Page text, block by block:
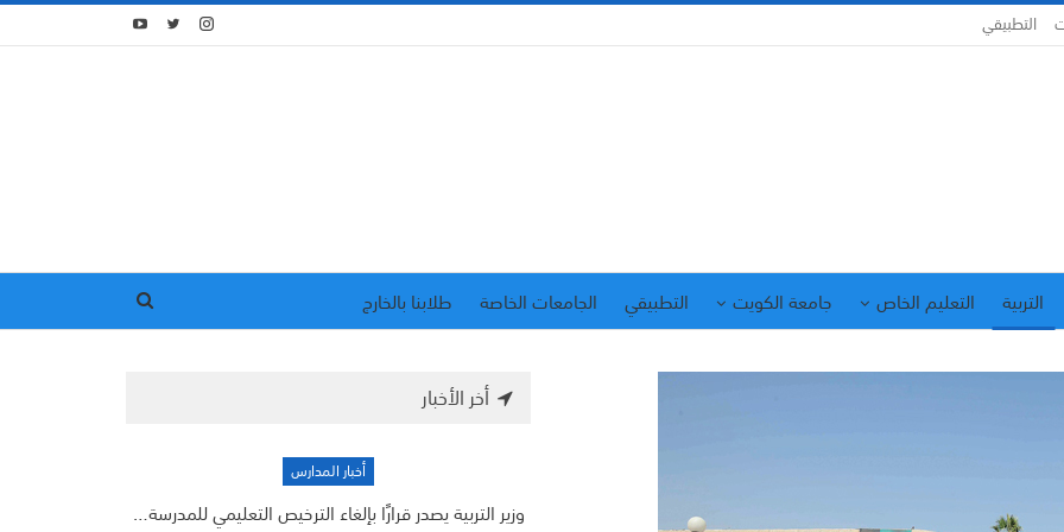
التطبيقي
التربية التعليم الخاص جامعة الكويت التطبيقي الجامعات الخاصة طلابنا بالخارج
أخر الأخبار
أخبار المدارس
وزير التربية يصدر قرارًا بإلغاء الترخيص التعليمي للمدرسة…